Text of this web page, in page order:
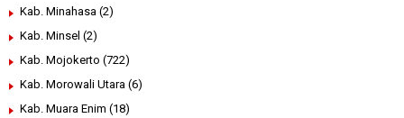
Kab. Minahasa (2)
Kab. Minsel (2)
Kab. Mojokerto (722)
Kab. Morowali Utara (6)
Kab. Muara Enim (18)